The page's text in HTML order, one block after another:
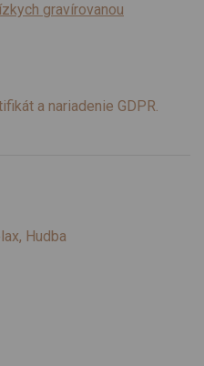
gravírovanou
a nariadenie GDPR.
Hudba